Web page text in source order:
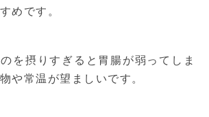
めです。
を摂りすぎると胃腸が弱ってしま
や常温が望ましいです。